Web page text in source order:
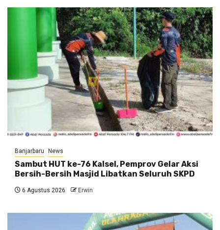
Banjarbaru News
Sambut HUT ke-76 Kalsel, Pemprov Gelar Aksi
Bersih-Bersih Masjid Libatkan Seluruh SKPD
6 Agustus 2026 Erwin